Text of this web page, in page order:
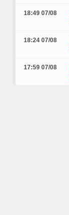
18:49 07/08
18:24 07/08
17:59 07/08